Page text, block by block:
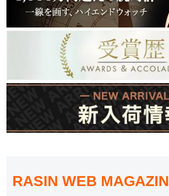
RASIN WEB MAGAZIN